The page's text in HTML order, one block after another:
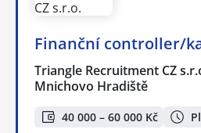
Finanční controller/
Triangle Recruitment CZ
Mnichovo Hradiště
40 000 – 60 000 Kč